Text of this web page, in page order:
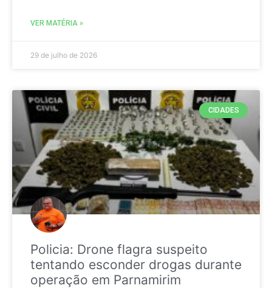
VER MATÉRIA »
29 de julho de 2026
CIDADES
Policia: Drone flagra suspeito
tentando esconder drogas durante
operação em Parnamirim